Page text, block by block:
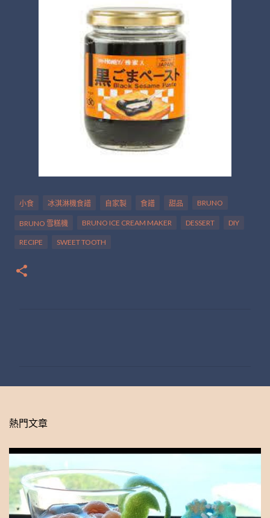
小食 冰淇淋機食譜 自家製 食譜 甜品 BRUNO
BRUNO 雪糕機 BRUNO ICE CREAM MAKER DESSERT DIY
RECIPE SWEET TOOTH
熱門文章